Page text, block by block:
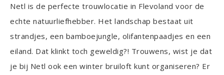
Netl is de perfecte trouwlocatie in Flevoland voor de
echte natuurliefhebber. Het landschap bestaat uit
strandjes, een bamboejungle, olifantenpaadjes en een
eiland. Dat klinkt toch geweldig?! Trouwens, wist je dat
je bij Netl ook een winter bruiloft kunt organiseren? Er